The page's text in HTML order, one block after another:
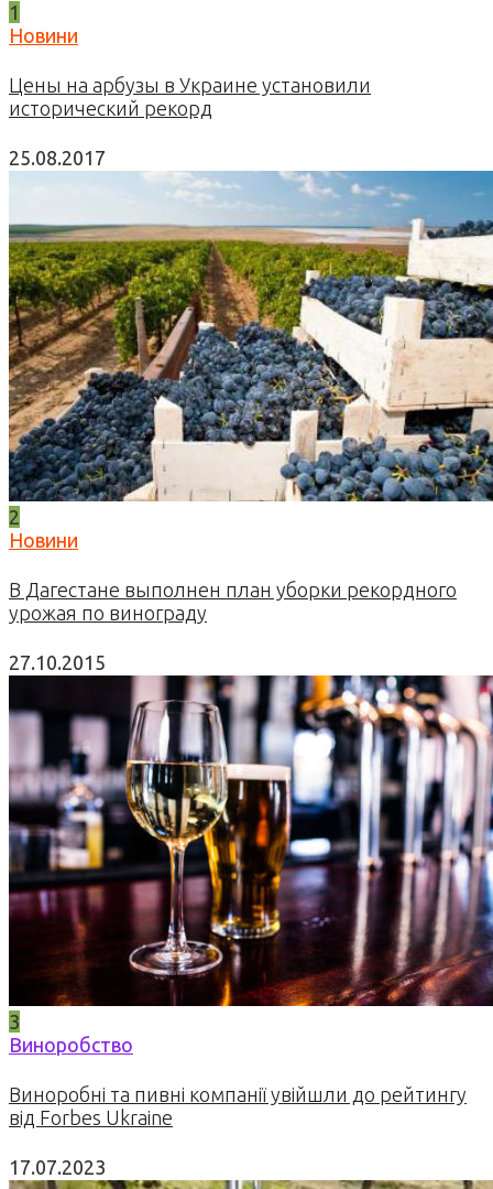
1
Новини
Цены на арбузы в Украине установили
исторический рекорд
25.08.2017
2
Новини
В Дагестане выполнен план уборки рекордного
урожая по винограду
27.10.2015
3
Виноробство
Виноробні та пивні компанії увійшли до рейтингу
від Forbes Ukraine
17.07.2023